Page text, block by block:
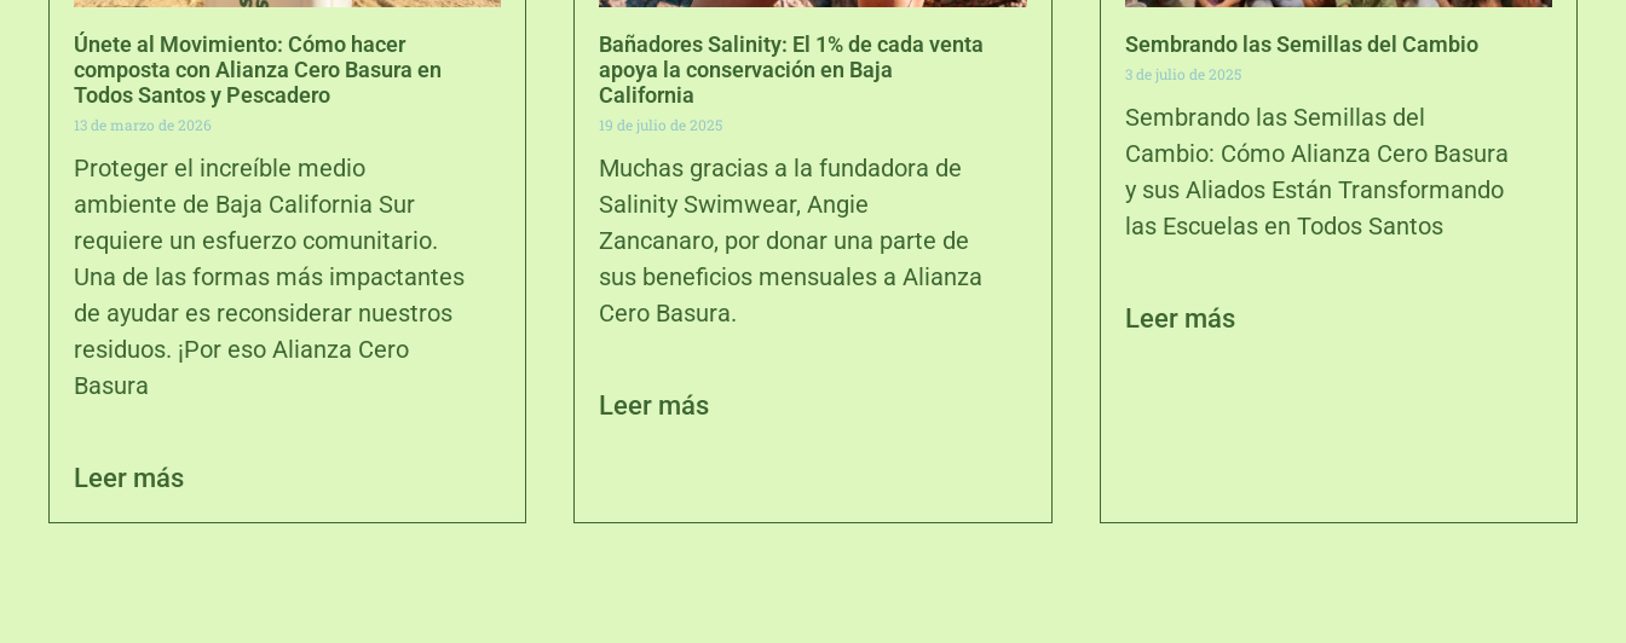
Únete al Movimiento: Cómo hacer
composta con Alianza Cero Basura en
Todos Santos y Pescadero
13 de marzo de 2026
Proteger el increíble medio
ambiente de Baja California Sur
requiere un esfuerzo comunitario.
Una de las formas más impactantes
de ayudar es reconsiderar nuestros
residuos. ¡Por eso Alianza Cero
Basura
Leer más
Bañadores Salinity: El 1% de cada venta
apoya la conservación en Baja
California
19 de julio de 2025
Muchas gracias a la fundadora de
Salinity Swimwear, Angie
Zancanaro, por donar una parte de
sus beneficios mensuales a Alianza
Cero Basura.
Leer más
Sembrando las Semillas del Cambio
3 de julio de 2025
Sembrando las Semillas del
Cambio: Cómo Alianza Cero Basura
y sus Aliados Están Transformando
las Escuelas en Todos Santos
Leer más